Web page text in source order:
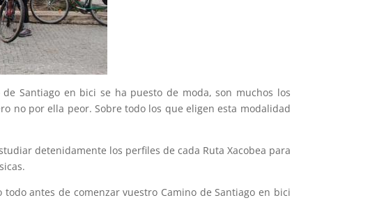
Santiago en bici se ha puesto de moda, son muchos los
no por ella peor. Sobre todo los que eligen esta modalidad
detenidamente los perfiles de cada Ruta Xacobea para
antes de comenzar vuestro Camino de Santiago en bici